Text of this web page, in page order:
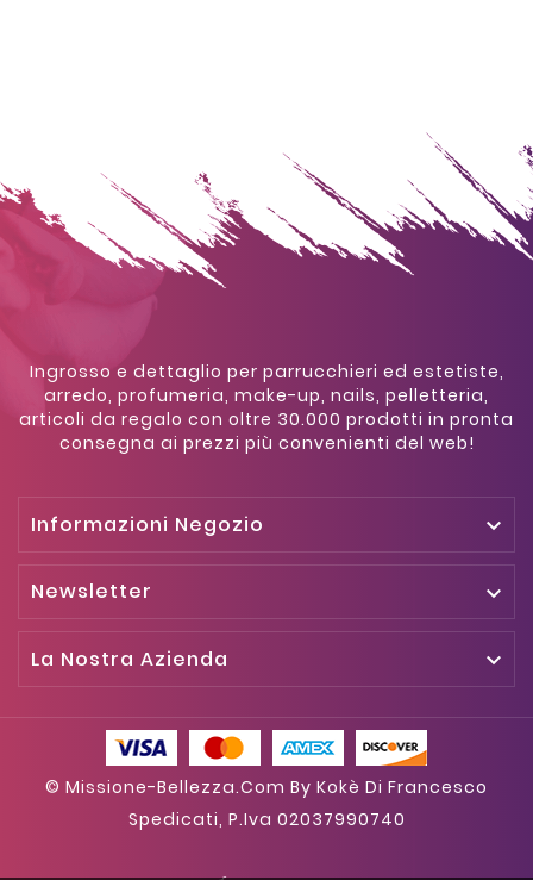
Ingrosso e dettaglio per parrucchieri ed estetiste,
arredo, profumeria, make-up, nails, pelletteria,
articoli da regalo con oltre 30.000 prodotti in pronta
consegna ai prezzi più convenienti del web!
Informazioni Negozio 
Newsletter 
La Nostra Azienda 
© Missione-Bellezza.com By Kokè Di Francesco
Spedicati, P.iva 02037990740